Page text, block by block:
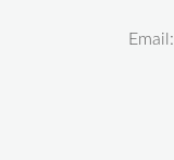
Email: